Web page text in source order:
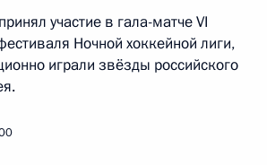
участие в гала-матче VI
Ночной хоккейной лиги,
играли звёзды российского